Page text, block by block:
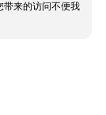
带来的访问不便我